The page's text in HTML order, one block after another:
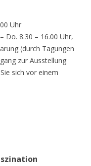
Uhr
Do. 8.30 – 16.00 Uhr,
(durch Tagungen
zur Ausstellung
sich vor einem